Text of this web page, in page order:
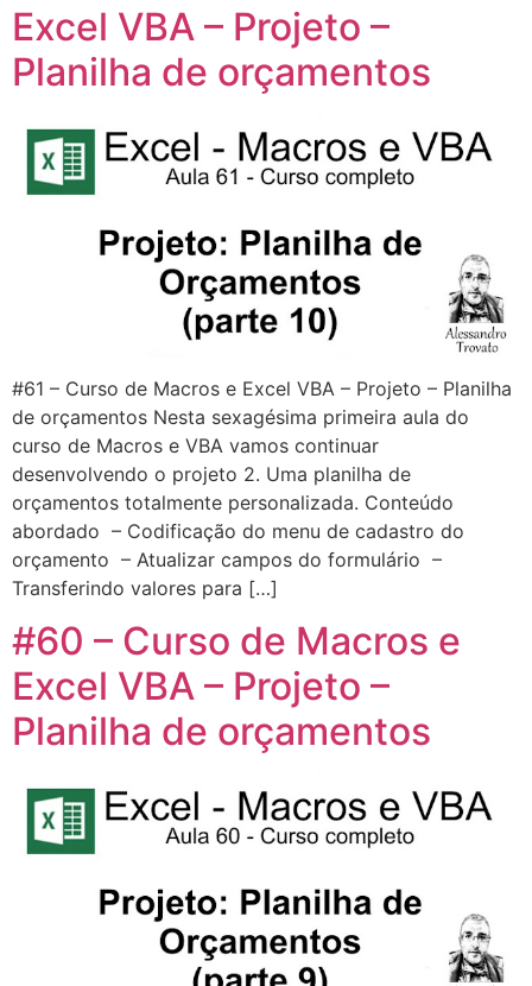
Excel VBA – Projeto –
Planilha de orçamentos
#61 – Curso de Macros e Excel VBA – Projeto – Planilha
de orçamentos Nesta sexagésima primeira aula do
curso de Macros e VBA vamos continuar
desenvolvendo o projeto 2. Uma planilha de
orçamentos totalmente personalizada. Conteúdo
abordado – Codificação do menu de cadastro do
orçamento – Atualizar campos do formulário –
Transferindo valores para […]
#60 – Curso de Macros e
Excel VBA – Projeto –
Planilha de orçamentos